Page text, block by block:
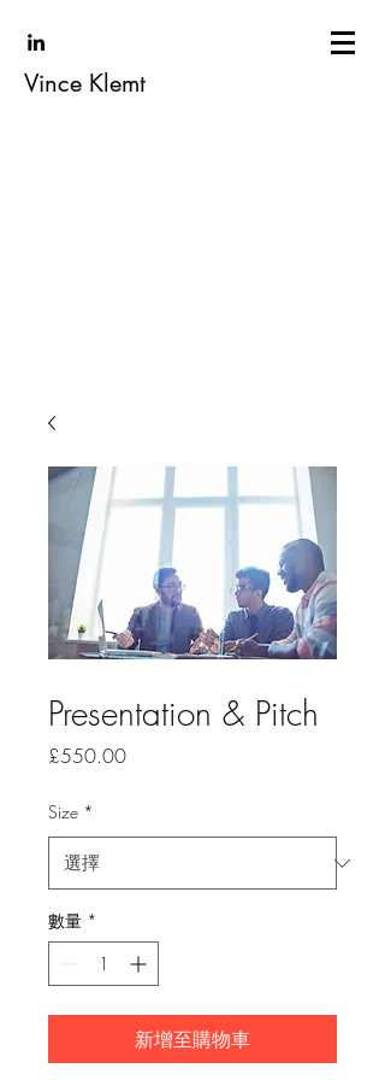
Vince Klemt
Presentation & Pitch
£550.00價
Size *
數量 *
新增至購物車